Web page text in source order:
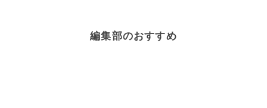
編集部のおすすめ